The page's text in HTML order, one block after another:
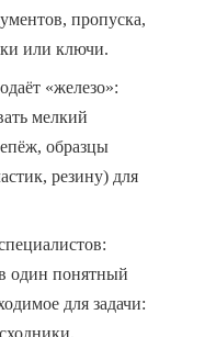
пропуска,
или ключи.
«железо»:
мелкий
образцы
резину) для
один понятный
для задачи: